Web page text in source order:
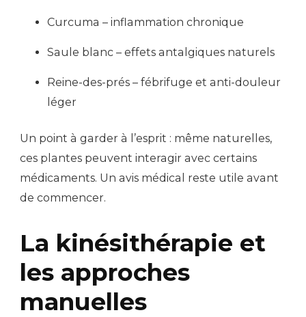
Curcuma – inflammation chronique
Saule blanc – effets antalgiques naturels
Reine-des-prés – fébrifuge et anti-douleur
léger
Un point à garder à l’esprit : même naturelles,
ces plantes peuvent interagir avec certains
médicaments. Un avis médical reste utile avant
de commencer.
La kinésithérapie et
les approches
manuelles